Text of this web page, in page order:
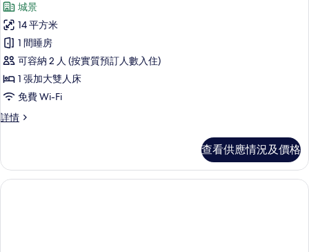
城景
14 平方米
1 間睡房
可容納 2 人 (按實質預訂人數入住)
1 張加大雙人床
免費 Wi-Fi
詳情
標
詳
情
查看供應情況及價格